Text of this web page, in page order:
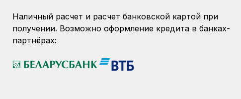
Наличный расчет и расчет банковской картой при
получении. Возможно оформление кредита в банках-
партнёрах: